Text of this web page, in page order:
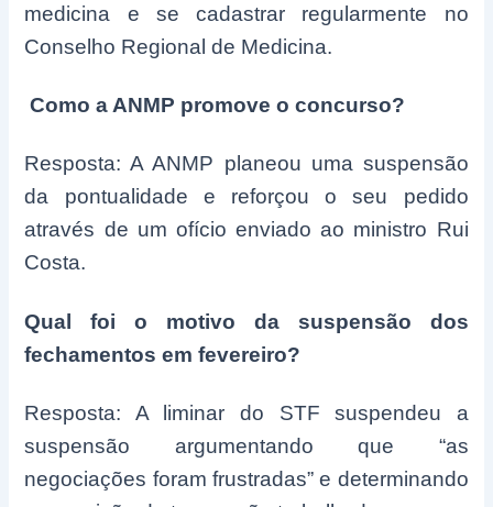
medicina e se cadastrar regularmente no
Conselho Regional de Medicina.
Como a ANMP promove o concurso?
Resposta: A ANMP planeou uma suspensão
da pontualidade e reforçou o seu pedido
através de um ofício enviado ao ministro Rui
Costa.
Qual foi o motivo da suspensão dos
fechamentos em fevereiro?
Resposta: A liminar do STF suspendeu a
suspensão argumentando que “as
negociações foram frustradas” e determinando